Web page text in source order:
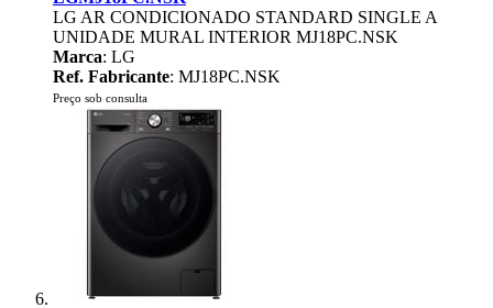
LG AR CONDICIONADO STANDARD SINGLE A
UNIDADE MURAL INTERIOR MJ18PC.NSK
Marca: LG
Ref. Fabricante: MJ18PC.NSK
Preço sob consulta